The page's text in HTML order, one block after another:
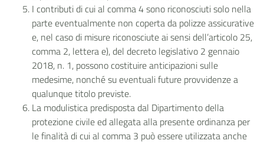
I contributi di cui al comma 4 sono riconosciuti solo nella
parte eventualmente non coperta da polizze assicurative
e, nel caso di misure riconosciute ai sensi dell’articolo 25,
comma 2, lettera e), del decreto legislativo 2 gennaio
2018, n. 1, possono costituire anticipazioni sulle
medesime, nonché su eventuali future provvidenze a
qualunque titolo previste.
La modulistica predisposta dal Dipartimento della
protezione civile ed allegata alla presente ordinanza per
le finalità di cui al comma 3 può essere utilizzata anche